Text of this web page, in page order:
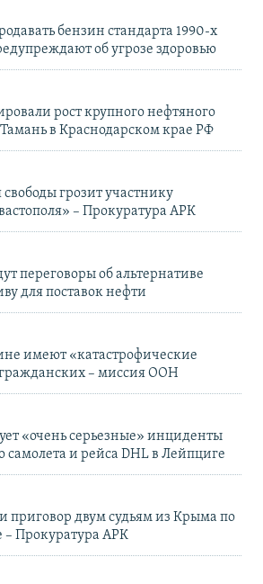
бензин стандарта 1990-х
об угрозе здоровью
рост крупного нефтяного
Тамань в Краснодарском крае РФ
грозит участнику
– Прокуратура АРК
переговоры об альтернативе
для поставок нефти
имеют «катастрофические
гражданских – миссия ООН
«очень серьезные» инциденты
самолета и рейса DHL в Лейпциге
приговор двум судьям из Крыма по
– Прокуратура АРК